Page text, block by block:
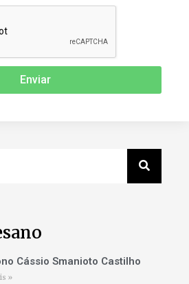
Enviar
Cássio Smanioto Castilho
»